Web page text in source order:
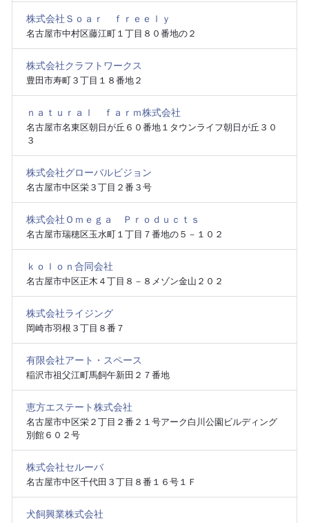
株式会社Ｓｏａｒ ｆｒｅｅｌｙ
名古屋市中村区藤江町１丁目８０番地の２
株式会社クラフトワークス
豊田市寿町３丁目１８番地２
ｎａｔｕｒａｌ ｆａｒｍ株式会社
名古屋市名東区朝日が丘６０番地１タウンライフ朝日が丘３０
３
株式会社グローバルビジョン
名古屋市中区栄３丁目２番３号
株式会社Ｏｍｅｇａ Ｐｒｏｄｕｃｔｓ
名古屋市瑞穂区玉水町１丁目７番地の５－１０２
ｋｏｌｏｎ合同会社
名古屋市中区正木４丁目８－８メゾン金山２０２
株式会社ライジング
岡崎市羽根３丁目８番７
有限会社アート・スペース
稲沢市祖父江町馬飼午新田２７番地
恵方エステート株式会社
名古屋市中区栄２丁目２番２１号アーク白川公園ビルディング
別館６０２号
株式会社セルーバ
名古屋市中区千代田３丁目８番１６号１Ｆ
犬飼興業株式会社